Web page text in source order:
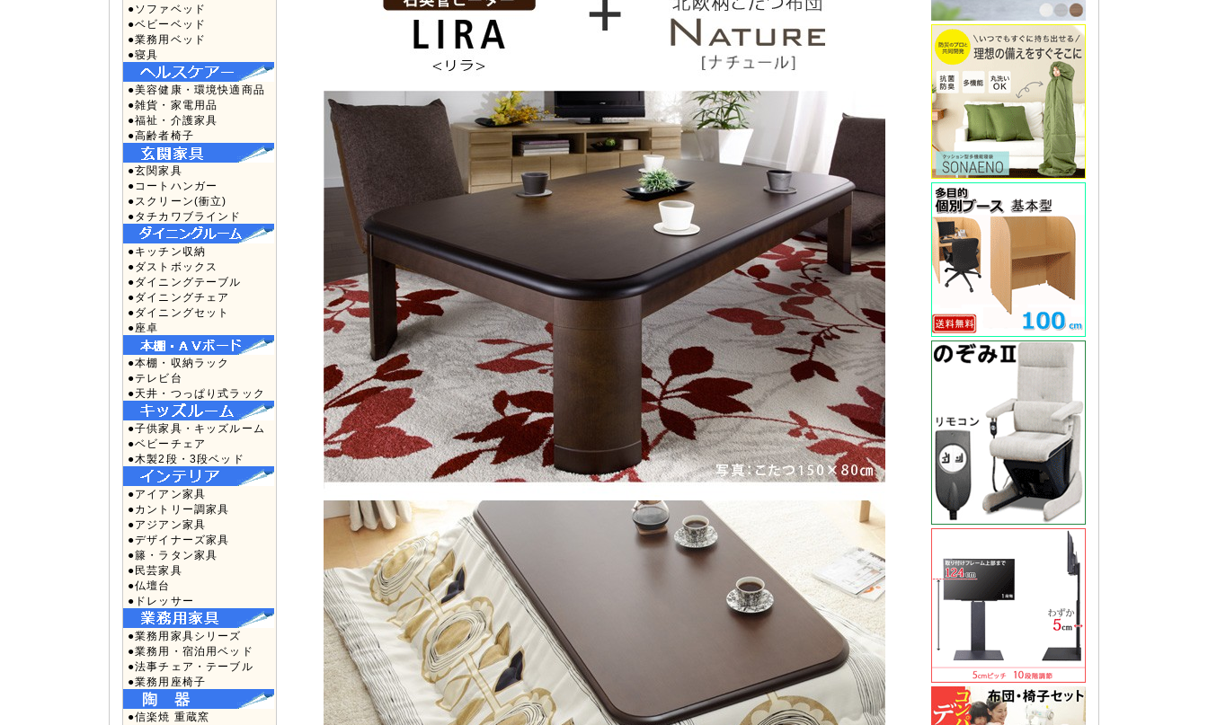
●ソファベッド
●ベビーベッド
●業務用ベッド
●寝具
●美容健康・環境快適商品
●雑貨・家電用品
●福祉・介護家具
●高齢者椅子
●玄関家具
●コートハンガー
●スクリーン(衝立)
●タチカワブラインド
●キッチン収納
●ダストボックス
●ダイニングテーブル
●ダイニングチェア
●ダイニングセット
●座卓
●本棚・収納ラック
●テレビ台
●天井・つっぱり式ラック
●子供家具・キッズルーム
●ベビーチェア
●木製2段・3段ベッド
●アイアン家具
●カントリー調家具
●アジアン家具
●デザイナーズ家具
●籐・ラタン家具
●民芸家具
●仏壇台
●ドレッサー
●業務用家具シリーズ
●業務用・宿泊用ベッド
●法事チェア・テーブル
●業務用座椅子
●信楽焼 重蔵窯